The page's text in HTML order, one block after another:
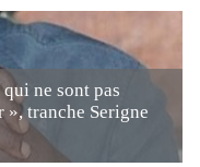
ne sont pas
», tranche Serigne